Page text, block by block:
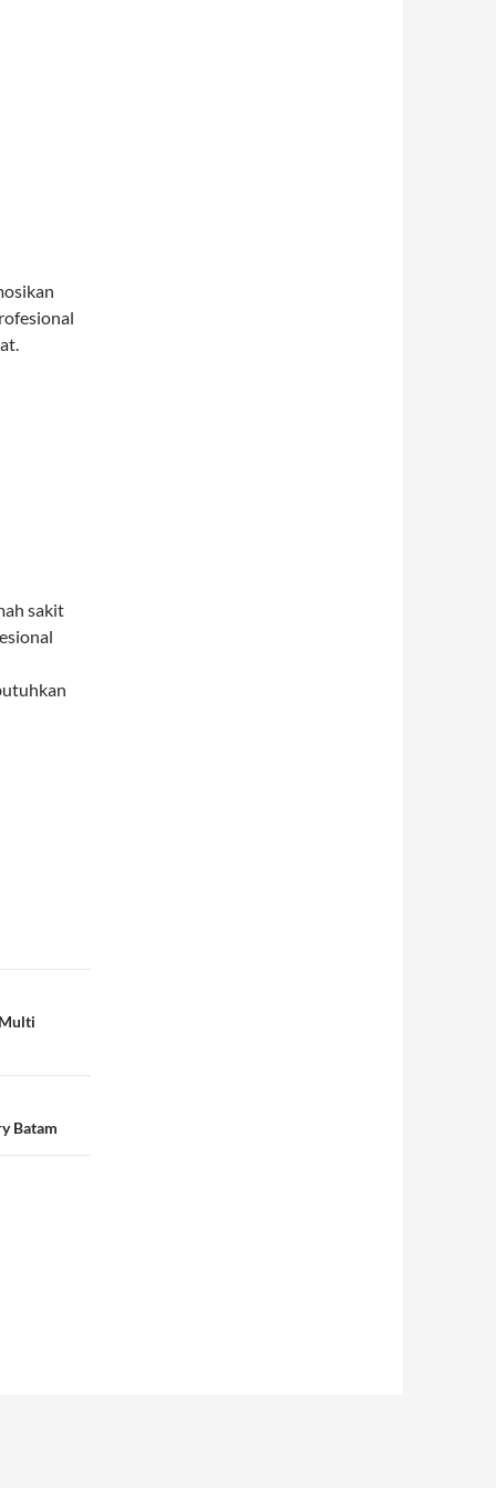
sakit
Batam